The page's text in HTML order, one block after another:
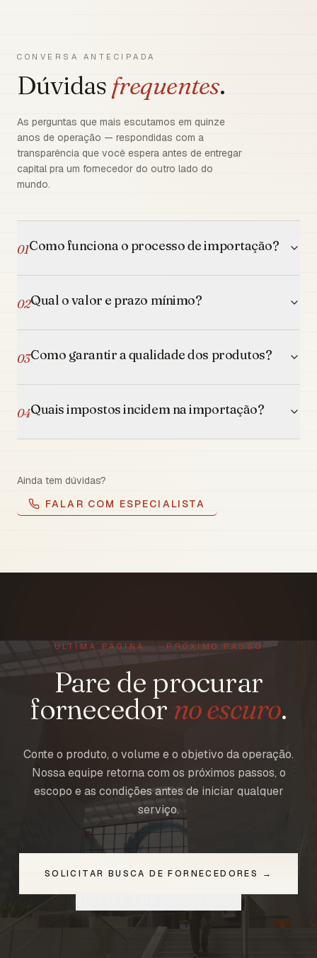
CONVERSA ANTECIPADA
Dúvidas frequentes.
As perguntas que mais escutamos em quinze
anos de operação — respondidas com a
transparência que você espera antes de entregar
capital pra um fornecedor do outro lado do
mundo.
01Como funciona o processo de importação?
02Qual o valor e prazo mínimo?
03Como garantir a qualidade dos produtos?
04Quais impostos incidem na importação?
Ainda tem dúvidas?
FALAR COM ESPECIALISTA
ÚLTIMA PÁGINA · PRÓXIMO PASSO
Pare de procurar
fornecedor no escuro.
Conte o produto, o volume e o objetivo da operação.
Nossa equipe retorna com os próximos passos, o
escopo e as condições antes de iniciar qualquer
serviço.
SOLICITAR BUSCA DE FORNECEDORES →